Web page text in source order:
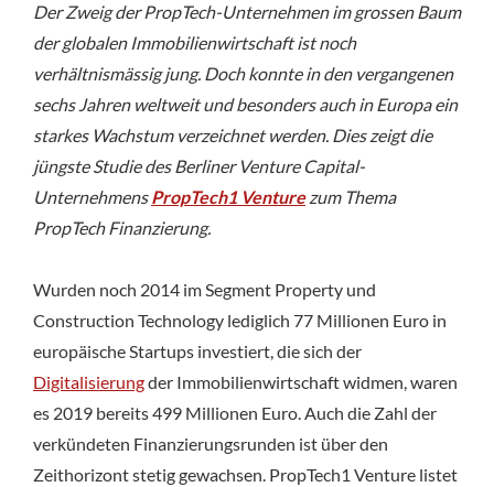
Der Zweig der PropTech-Unternehmen im grossen Baum
der globalen Immobilienwirtschaft ist noch
verhältnismässig jung. Doch konnte in den vergangenen
sechs Jahren weltweit und besonders auch in Europa ein
starkes Wachstum verzeichnet werden. Dies zeigt die
jüngste Studie des Berliner Venture Capital-
UnternehmensPropTech1 Venturezum Thema
PropTech Finanzierung.
Wurden noch 2014 im Segment Property und
Construction Technology lediglich 77 Millionen Euro in
europäische Startups investiert, die sich der
Digitalisierungder Immobilienwirtschaft widmen, waren
es 2019 bereits 499 Millionen Euro. Auch die Zahl der
verkündeten Finanzierungsrunden ist über den
Zeithorizont stetig gewachsen. PropTech1 Venture listet